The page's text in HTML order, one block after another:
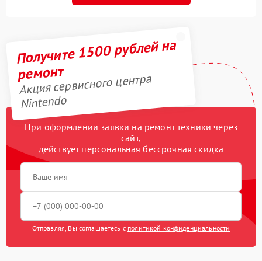
Получите 1500 рублей на
ремонт
Акция сервисного центра
Nintendo
При оформлении заявки на ремонт техники через
сайт,
действует персональная бессрочная скидка
Отправляя, Вы соглашаетесь с политикой конфиденциальности